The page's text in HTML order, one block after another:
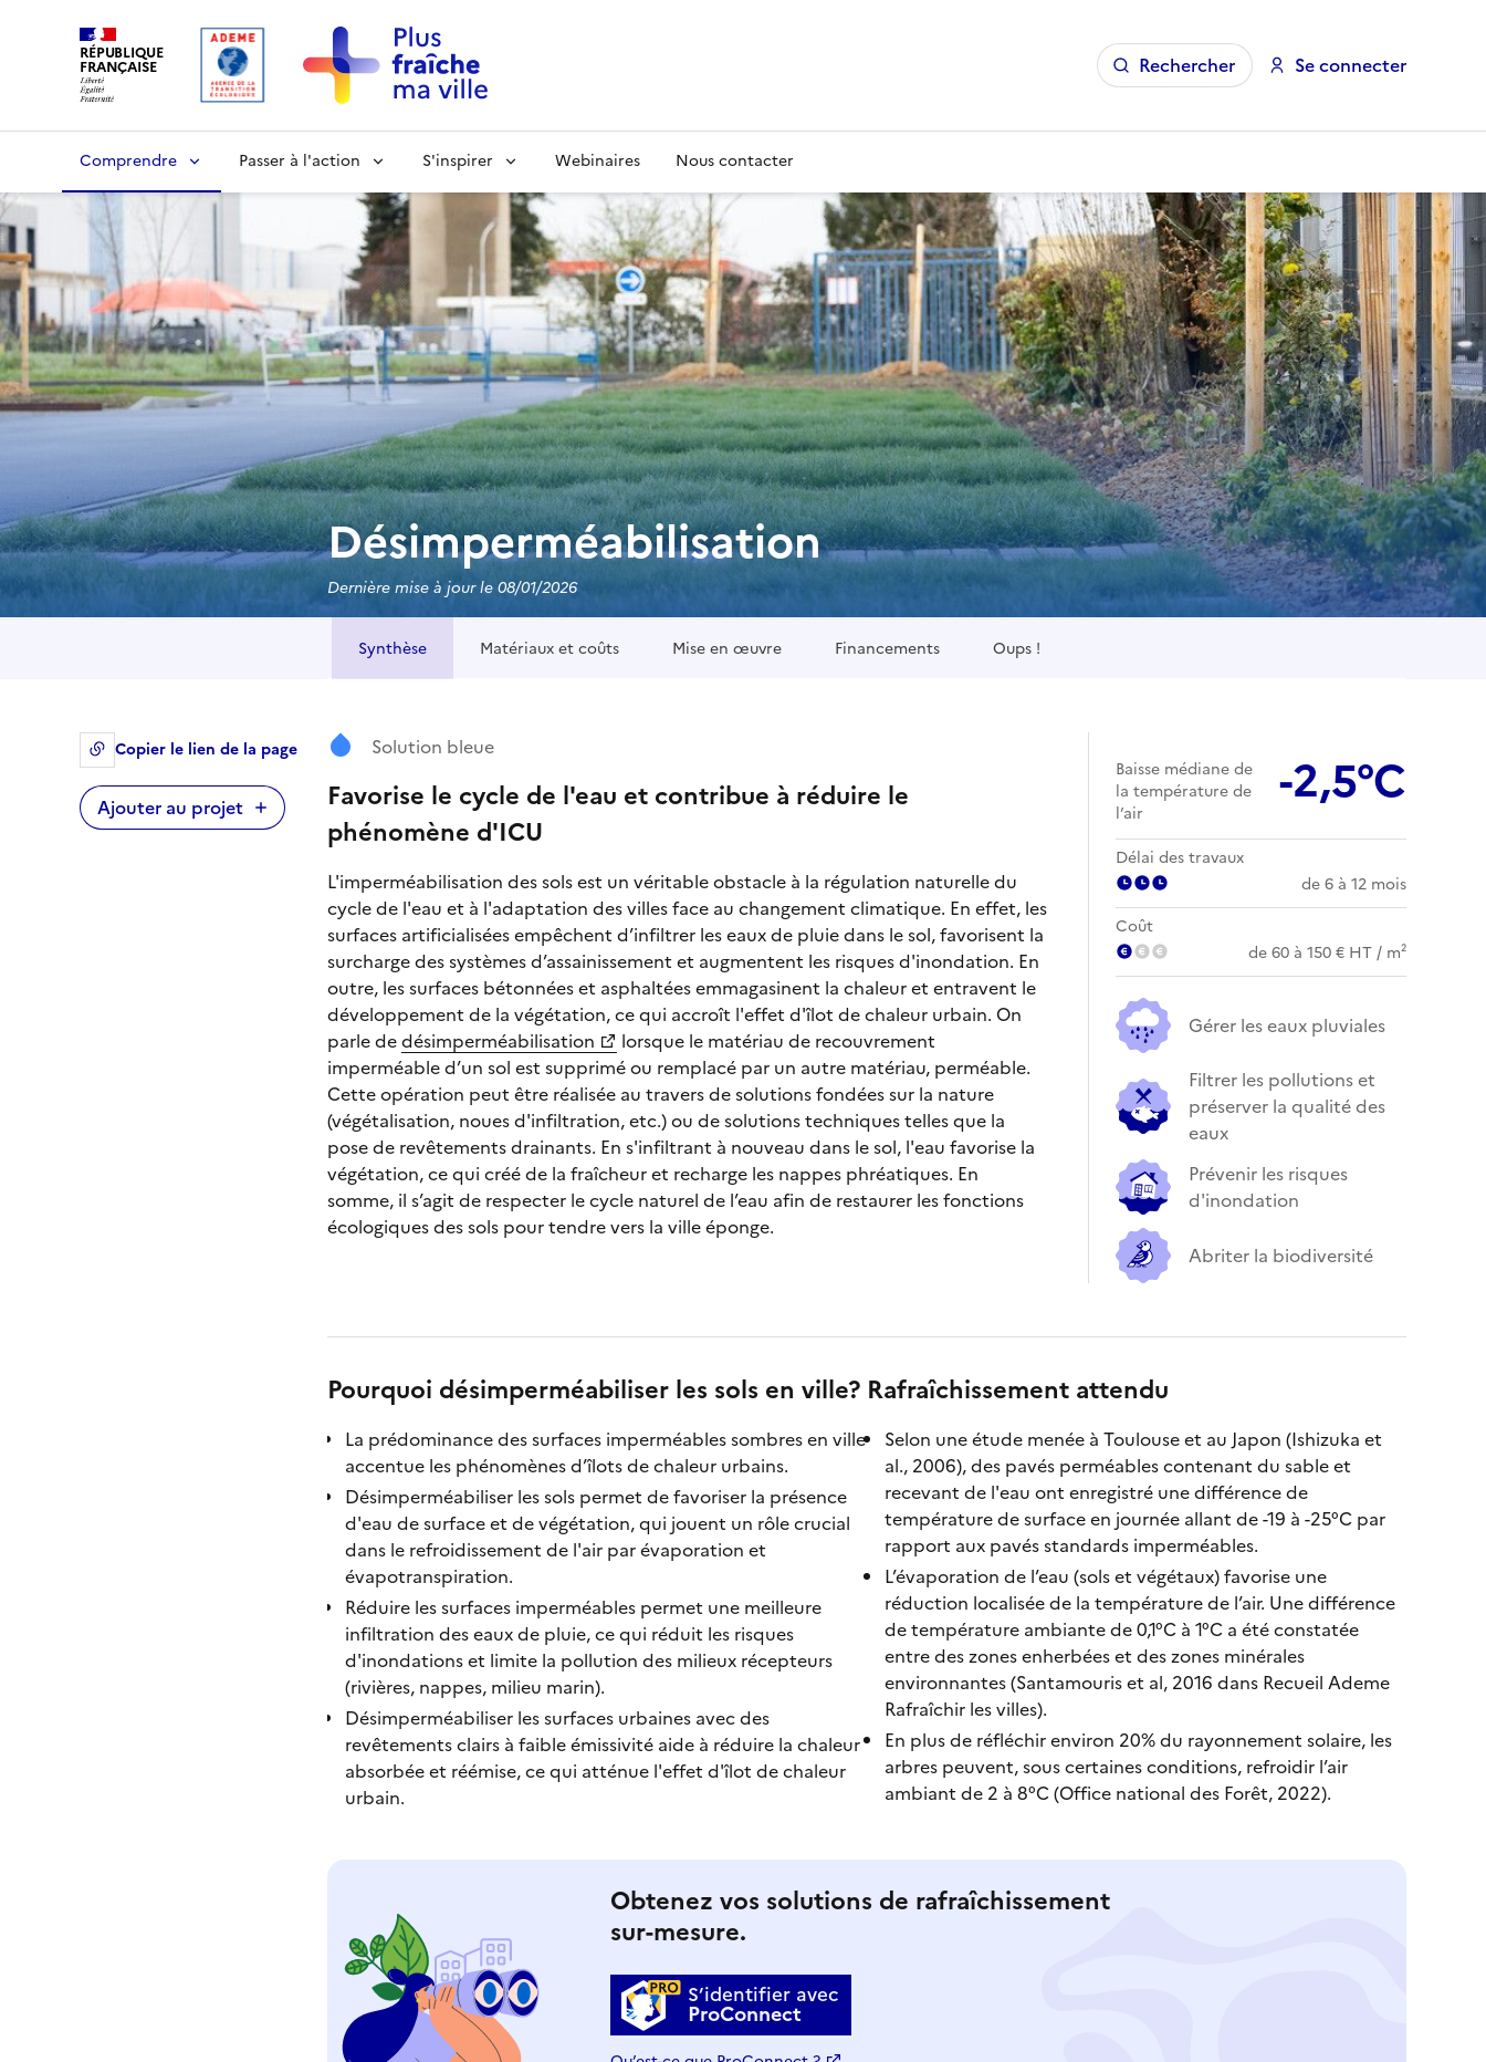
RÉPUBLIQUE
FRANÇAISE Rechercher Se connecter
Comprendre Passer à l'action S'inspirer Webinaires Nous contacter
Désimperméabilisation
Dernière mise à jour le 08/01/2026
Copier le lien de la page
Ajouter au projet
Synthèse Matériaux et coûts Mise en œuvre Financements Oups !
Solution bleue
Favorise le cycle de l'eau et contribue à réduire le
phénomène d'ICU
L'imperméabilisation des sols est un véritable obstacle à la régulation naturelle du
cycle de l'eau et à l'adaptation des villes face au changement climatique. En effet, les
surfaces artificialisées empêchent d’infiltrer les eaux de pluie dans le sol, favorisent la
surcharge des systèmes d’assainissement et augmentent les risques d'inondation. En
outre, les surfaces bétonnées et asphaltées emmagasinent la chaleur et entravent le
développement de la végétation, ce qui accroît l'effet d'îlot de chaleur urbain. On
parle dedésimperméabilisation
lorsque le matériau de recouvrement
imperméable d’un sol est supprimé ou remplacé par un autre matériau, perméable.
Cette opération peut être réalisée au travers de solutions fondées sur la nature
(végétalisation, noues d'infiltration, etc.) ou de solutions techniques telles que la
pose de revêtements drainants. En s'infiltrant à nouveau dans le sol, l'eau favorise la
végétation, ce qui créé de la fraîcheur et recharge les nappes phréatiques. En
somme, il s’agit de respecter le cycle naturel de l’eau afin de restaurer les fonctions
écologiques des sols pour tendre vers la ville éponge.
Baisse médiane de
la température de
l’air
-2,5°C
Délai des travaux
de 6 à 12 mois
Coût
de 60 à 150 € HT / m²
Gérer les eaux pluviales
Filtrer les pollutions et
préserver la qualité des
eaux
Prévenir les risques
d'inondation
Abriter la biodiversité
Pourquoi désimperméabiliser les sols en ville?
La prédominance des surfaces imperméables sombres en ville
accentue les phénomènes d’îlots de chaleur urbains.
Désimperméabiliser les sols permet de favoriser la présence
d'eau de surface et de végétation, qui jouent un rôle crucial
dans le refroidissement de l'air par évaporation et
évapotranspiration.
Réduire les surfaces imperméables permet une meilleure
infiltration des eaux de pluie, ce qui réduit les risques
d'inondations et limite la pollution des milieux récepteurs
(rivières, nappes, milieu marin).
Désimperméabiliser les surfaces urbaines avec des
revêtements clairs à faible émissivité aide à réduire la chaleur
absorbée et réémise, ce qui atténue l'effet d'îlot de chaleur
urbain.
Rafraîchissement attendu
Selon une étude menée à Toulouse et au Japon (Ishizuka et
al., 2006), des pavés perméables contenant du sable et
recevant de l'eau ont enregistré une différence de
température de surface en journée allant de -19 à -25°C par
rapport aux pavés standards imperméables.
L’évaporation de l’eau (sols et végétaux) favorise une
réduction localisée de la température de l’air. Une différence
de température ambiante de 0,1°C à 1°C a été constatée
entre des zones enherbées et des zones minérales
environnantes (Santamouris et al, 2016 dans Recueil Ademe
Rafraîchir les villes).
En plus de réfléchir environ 20% du rayonnement solaire, les
arbres peuvent, sous certaines conditions, refroidir l’air
ambiant de 2 à 8°C (Office national des Forêt, 2022).
Obtenez vos solutions de rafraîchissement
sur-mesure.
S’identifier avec
ProConnect